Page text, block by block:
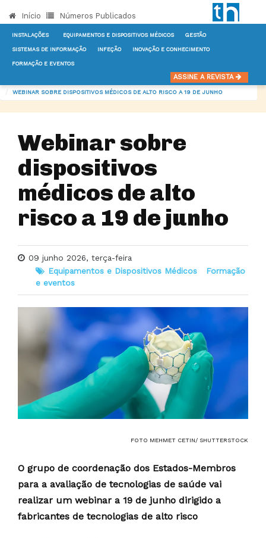
Início Números Publicados
INSTALAÇÕES EQUIPAMENTOS E DISPOSITIVOS MÉDICOS GESTÃO
SISTEMAS DE INFORMAÇÃO INFEÇÃO INOVAÇÃO E CONHECIMENTO
FORMAÇÃO E EVENTOS
ASSINE A REVISTA
EQUIPAMENTOS E DISPOSITIVOS MÉDICOS
WEBINAR SOBRE DISPOSITIVOS MÉDICOS DE ALTO RISCO A 19 DE JUNHO
Webinar sobre
dispositivos
médicos de alto
risco a 19 de junho
09 junho 2026, terça-feira
Equipamentos e Dispositivos Médicos
Formação
e eventos
FOTO MEHMET CETIN/ SHUTTERSTOCK
O grupo de coordenação dos Estados-Membros
para a avaliação de tecnologias de saúde vai
realizar um webinar a 19 de junho dirigido a
fabricantes de tecnologias de alto risco